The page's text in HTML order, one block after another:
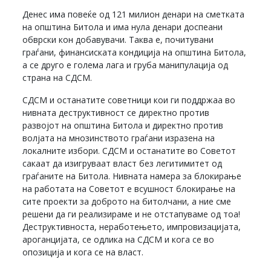
Денес има повеќе од 121 милион денари на сметката
на општина Битола и има нула денари доспеани
обврски кон добавувачи. Таква е, почитувани
граѓани, финансиската кондиција на општина Битола,
а се друго е голема лага и груба манипулација од
страна на СДСМ.
СДСМ и останатите советници кои ги поддржаа во
нивната деструктивност се директно против
развојот на општина Битола и директно против
волјата на мнозинството граѓани изразена на
локалните избори. СДСМ и останатите во Советот
сакаат да изигруваат власт без легитимитет од
граѓаните на Битола. Нивната намера за блокирање
на работата на Советот е всушност блокирање на
сите проекти за доброто на битолчани, а ние сме
решени да ги реализираме и не отстапуваме од тоа!
Деструктивноста, неработењето, импровизацијата,
ароганцијата, се одлика на СДСМ и кога се во
опозиција и кога се на власт.